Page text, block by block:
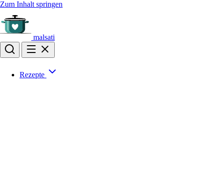
Zum Inhalt springen
malsati
Rezepte